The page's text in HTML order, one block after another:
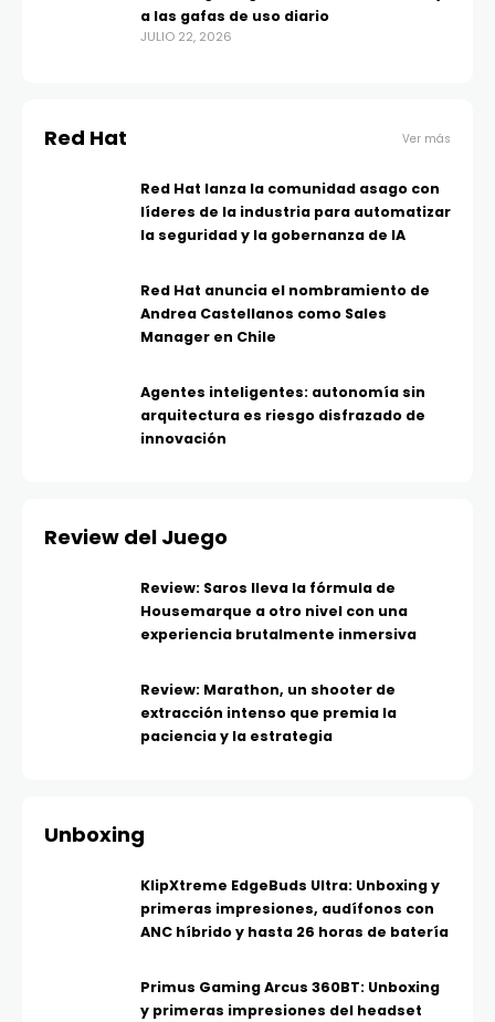
a las gafas de uso diario
JULIO 22, 2026
Red Hat Ver más
Red Hat lanza la comunidad asago con
líderes de la industria para automatizar
la seguridad y la gobernanza de IA
Red Hat anuncia el nombramiento de
Andrea Castellanos como Sales
Manager en Chile
Agentes inteligentes: autonomía sin
arquitectura es riesgo disfrazado de
innovación
Review del Juego
Review: Saros lleva la fórmula de
Housemarque a otro nivel con una
experiencia brutalmente inmersiva
Review: Marathon, un shooter de
extracción intenso que premia la
paciencia y la estrategia
Unboxing
KlipXtreme EdgeBuds Ultra: Unboxing y
primeras impresiones, audífonos con
ANC híbrido y hasta 26 horas de batería
Primus Gaming Arcus 360BT: Unboxing
y primeras impresiones del headset